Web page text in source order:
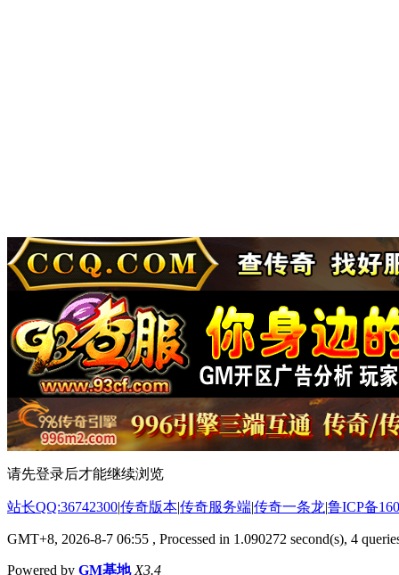
请先登录后才能继续浏览
站长QQ:36742300|传奇版本|传奇服务端|传奇一条龙|鲁ICP备
GMT+8, 2026-8-7 06:55 , Processed in 1.090272 second(s), 4
Powered by GM基地 X3.4